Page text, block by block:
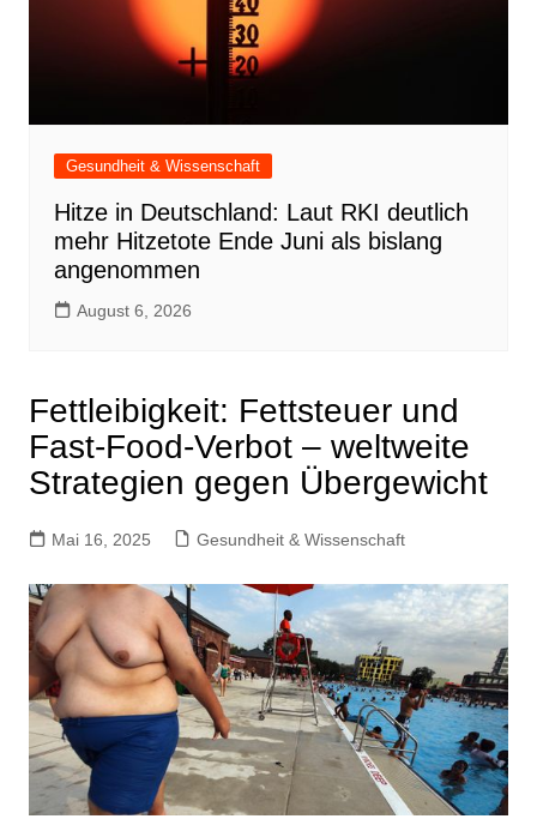
Gesundheit & Wissenschaft
Hitze in Deutschland: Laut RKI deutlich
mehr Hitzetote Ende Juni als bislang
angenommen
August 6, 2026
Fettleibigkeit: Fettsteuer und
Fast-Food-Verbot – weltweite
Strategien gegen Übergewicht
Mai 16, 2025 Gesundheit & Wissenschaft